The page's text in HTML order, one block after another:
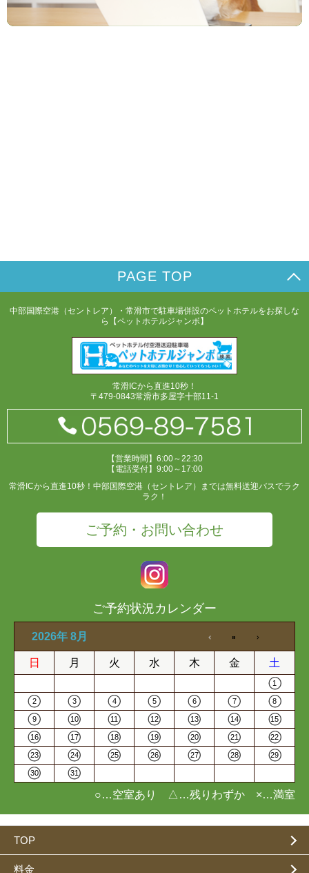
PAGE TOP
中部国際空港（セントレア）・常滑市で駐車場併設のペットホテルをお探しな
ら【ペットホテルジャンボ】
常滑ICから直進10秒！
〒479-0843常滑市多屋字十部11-1
【営業時間】6:00～22:30
【電話受付】9:00～17:00
常滑ICから直進10秒！中部国際空港（セントレア）までは無料送迎バスでラク
ラク！
ご予約・お問い合わせ
ご予約状況カレンダー
2026年 8月
日 月 火 水 木 金 土
1
2 3 4 5 6 7 8
9 10 11 12 13 14 15
16 17 18 19 20 21 22
23 24 25 26 27 28 29
30 31
○…空室あり △…残りわずか ×…満室
TOP
料金